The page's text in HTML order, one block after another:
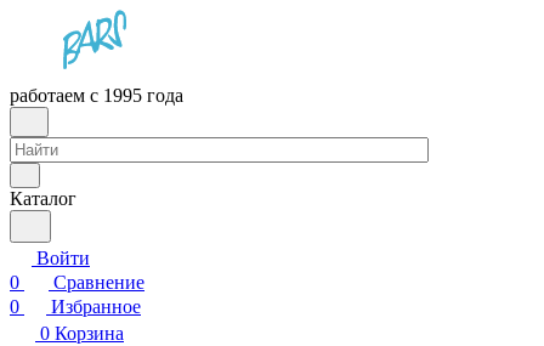
работаем с 1995 года
Каталог
Войти
0
Сравнение
0
Избранное
0 Корзина